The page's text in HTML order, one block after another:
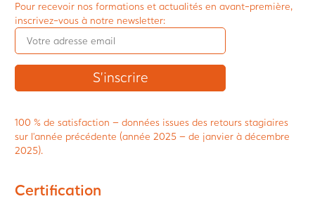
Pour recevoir nos formations et actualités en avant-première,
inscrivez-vous à notre newsletter:
100 % de satisfaction – données issues des retours stagiaires
sur l’année précédente (année 2025 – de janvier à décembre
2025).
Certification